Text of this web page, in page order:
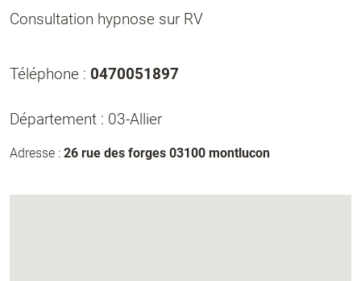
Consultation hypnose sur RV
Téléphone : 0470051897
Département : 03-Allier
Adresse : 26 rue des forges 03100 montlucon